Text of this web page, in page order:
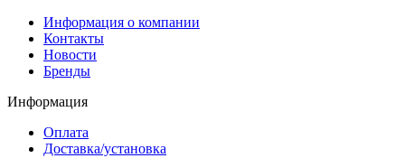
Информация о компании
Контакты
Новости
Бренды
Информация
Оплата
Доставка/установка